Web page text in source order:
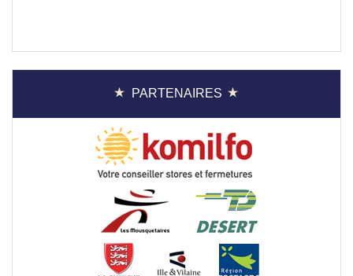
PARTENAIRES